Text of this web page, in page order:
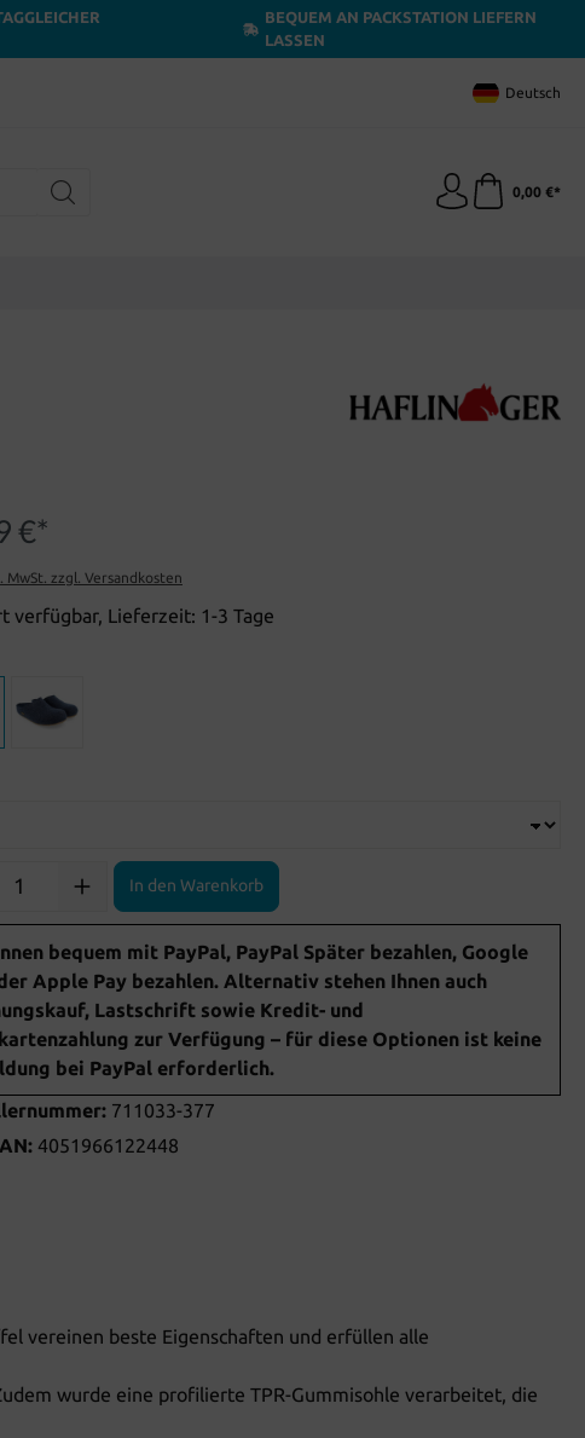
BEQUEM AN PACKSTATION LIEFERN
LASSEN
Deutsch
0,00 €*
€*
MwSt. zzgl. Versandkosten
verfügbar, Lieferzeit: 1-3 Tage
In den Warenkorb
bequem mit PayPal, PayPal Später bezahlen, Google
Apple Pay bezahlen. Alternativ stehen Ihnen auch
Lastschrift sowie Kredit- und
zur Verfügung – für diese Optionen ist keine
bei PayPal erforderlich.
711033-377
4051966122448
vereinen beste Eigenschaften und erfüllen alle
wurde eine profilierte TPR-Gummisohle verarbeitet, die